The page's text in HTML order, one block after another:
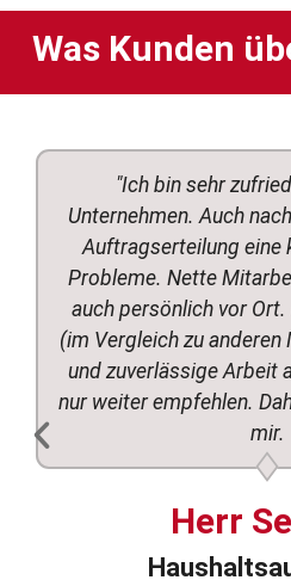
Was Kunden
"Ich bin sehr
Unternehmen. Auch
Auftragserteilung eine
Probleme. Nette
auch persönlich vor Ort.
(im Vergleich zu
und zuverlässige Arbeit
nur weiter empfehlen.
mir.
Herr